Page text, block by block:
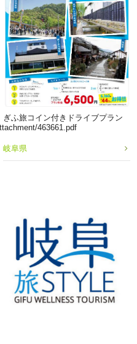
463661.pdf
ぎふ旅コイン付きドライブプラン
岐阜県